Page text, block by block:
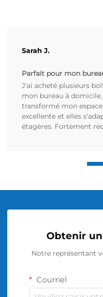
Sarah J.
Parfait pour mon
J'ai acheté plusieurs
mon bureau à
transformé mon
excellente et elles
étagères. Fortement
Obtenir
Notre représentant
Courriel